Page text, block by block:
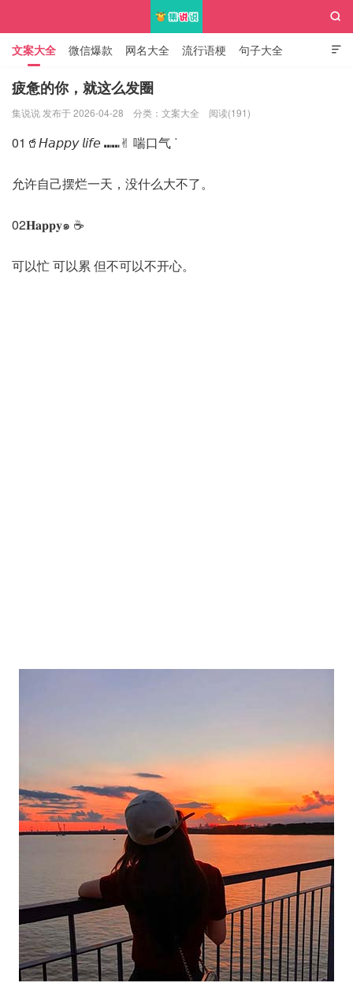

文案大全 微信爆款 网名大全 流行语梗 句子大全
知识大全

疲惫的你，就这么发圈
集说说 发布于 2026-04-28 分类： 文案大全 阅读(191)
01🥤𝘏𝘢𝘱𝘱𝘺 𝘭𝘪𝘧𝘦 ⑉⑉✌︎ 喘口气 ᐝ
允许自己摆烂一天，没什么大不了。
02𝐇𝐚𝐩𝐩𝐲๑ ☕️
可以忙 可以累 但不可以不开心。